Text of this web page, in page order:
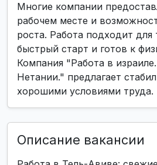
Многие компании
рабочем месте и
роста. Работа подходит для
быстрый старт и готов к
Компания "Работа в
Нетании." предлагает
хорошими условиями труда.
Описание вакансии